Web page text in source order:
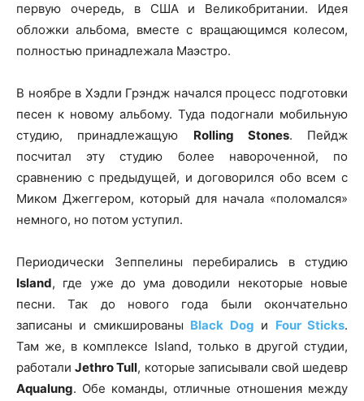
первую очередь, в США и Великобритании. Идея
обложки альбома, вместе с вращающимся колесом,
полностью принадлежала Маэстро.
В ноябре в Хэдли Грэндж начался процесс подготовки
песен к новому альбому. Туда подогнали мобильную
студию, принадлежащую Rolling Stones. Пейдж
посчитал эту студию более навороченной, по
сравнению с предыдущей, и договорился обо всем с
Миком Джеггером, который для начала «поломался»
немного, но потом уступил.
Периодически Зеппелины перебирались в студию
Island, где уже до ума доводили некоторые новые
песни. Так до нового года были окончательно
записаны и смикшированы Black Dog и Four Sticks.
Там же, в комплексе Island, только в другой студии,
работалиJethro Tull, которые записывали свой шедевр
Aqualung. Обе команды, отличные отношения между